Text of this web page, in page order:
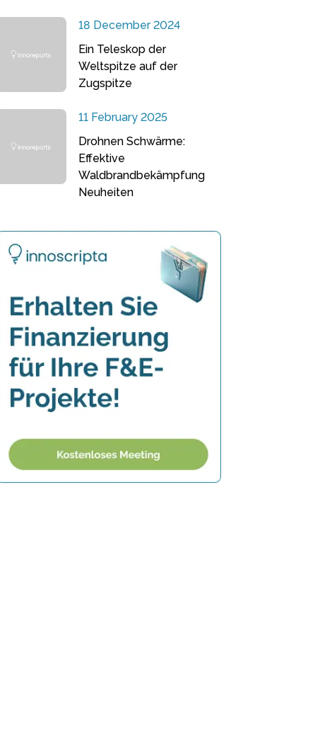
18 December 2024
Ein Teleskop der
Weltspitze auf der
Zugspitze
11 February 2025
Drohnen Schwärme:
Effektive
Waldbrandbekämpfung
Neuheiten